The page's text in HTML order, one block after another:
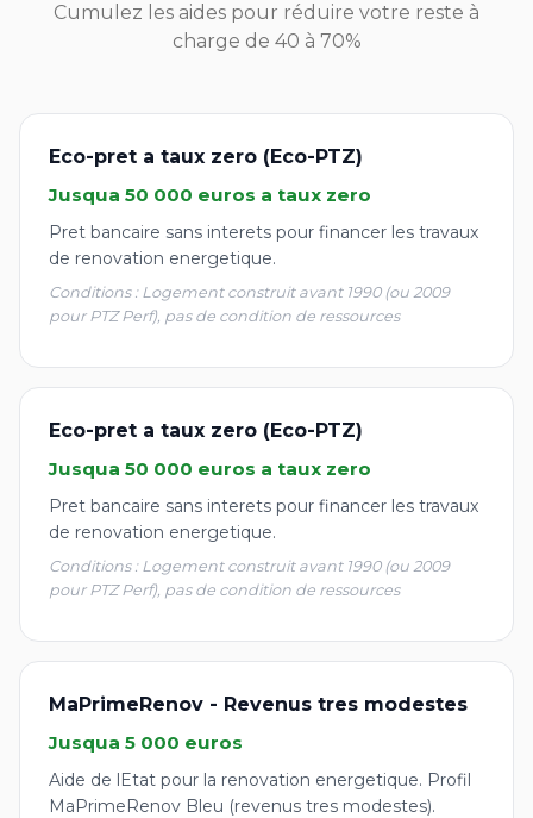
Cumulez les aides pour réduire votre reste à
charge de 40 à 70%
Eco-pret a taux zero (Eco-PTZ)
Jusqua 50 000 euros a taux zero
Pret bancaire sans interets pour financer les travaux
de renovation energetique.
Conditions : Logement construit avant 1990 (ou 2009
pour PTZ Perf), pas de condition de ressources
Eco-pret a taux zero (Eco-PTZ)
Jusqua 50 000 euros a taux zero
Pret bancaire sans interets pour financer les travaux
de renovation energetique.
Conditions : Logement construit avant 1990 (ou 2009
pour PTZ Perf), pas de condition de ressources
MaPrimeRenov - Revenus tres modestes
Jusqua 5 000 euros
Aide de lEtat pour la renovation energetique. Profil
MaPrimeRenov Bleu (revenus tres modestes).